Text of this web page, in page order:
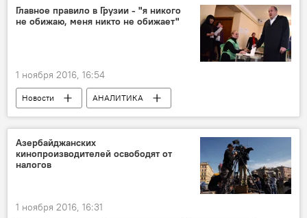
Вертолет
Главное правило в Грузии - "я никого
не обижаю, меня никто не обижает"
1 ноября 2016, 16:54
Новости
АНАЛИТИКА
Новости мира
Грузия
Самира Исмаилова
Гела Васадзе
Азербайджанских
кинопроизводителей освободят от
налогов
1 ноября 2016, 16:31